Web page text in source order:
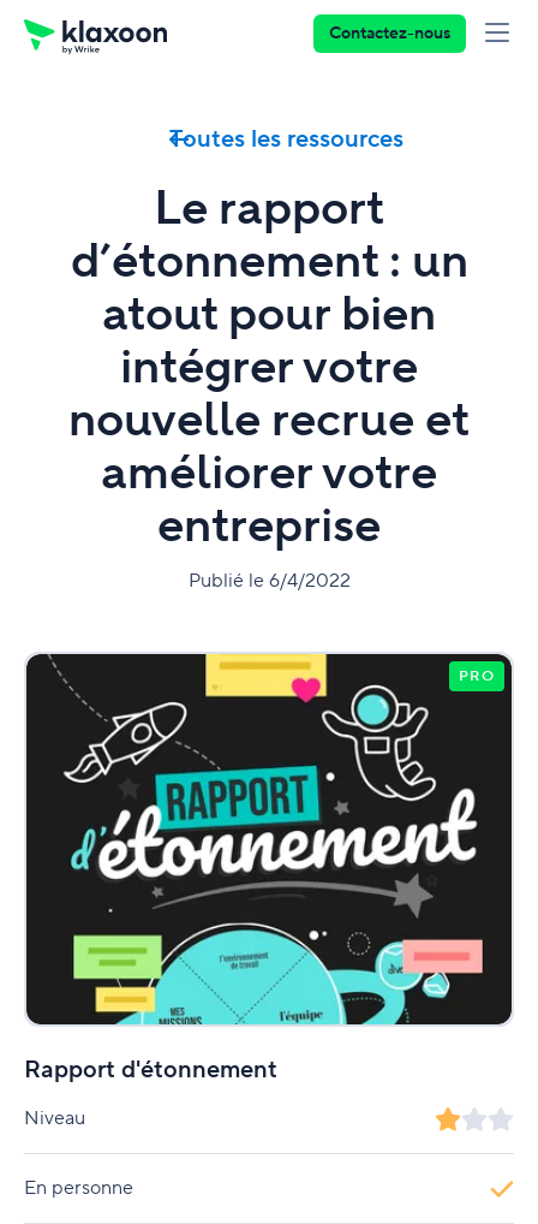
Contactez-nous
Toutes les ressources
Le rapport
d’étonnement : un
atout pour bien
intégrer votre
nouvelle recrue et
améliorer votre
entreprise
Publié le 6/4/2022
PRO
Rapport d'étonnement
Niveau
En personne